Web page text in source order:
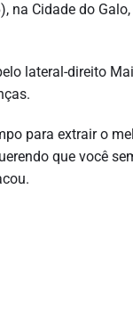
Cidade do
lateral-direito
para extrair o
que você